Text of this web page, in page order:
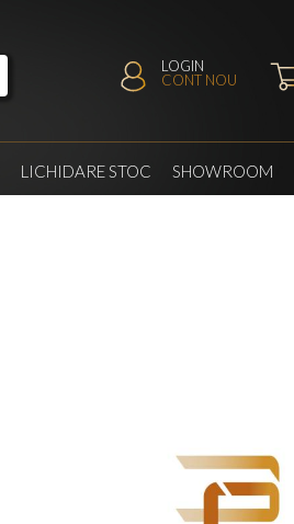
LOGIN
CONT NOU
LICHIDARE STOC SHOWROOM